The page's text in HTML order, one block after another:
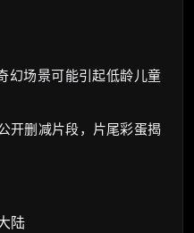
幻场景可能引起低龄儿童
开删减片段，片尾彩蛋揭
陆